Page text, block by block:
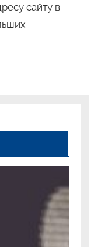
сайту в